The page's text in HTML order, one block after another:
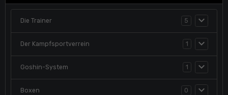
Die Trainer 5
Der Kampfsportverrein 1
Goshin-System 1
Boxen 0